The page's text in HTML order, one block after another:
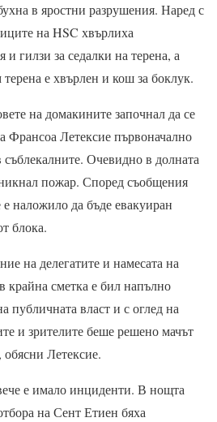
в яростни разрушения. Наред с
на HSC хвърлиха
и гилзи за седалки на терена, а
е хвърлен и кош за боклук.
на домакините започнал да се
Франсоа Летексие първоначално
съблекалните. Очевидно в долната
пожар. Според съобщения
наложило да бъде евакуиран
блока.
на делегатите и намесата на
крайна сметка е бил напълно
публичната власт и с оглед на
и зрителите беше решено мачът
Летексие.
е имало инциденти. В нощта
на Сент Етиен бяха